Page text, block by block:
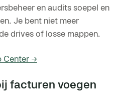
en audits soepel en
Je bent niet meer
drives of losse mappen.
Center →
facturen voegen